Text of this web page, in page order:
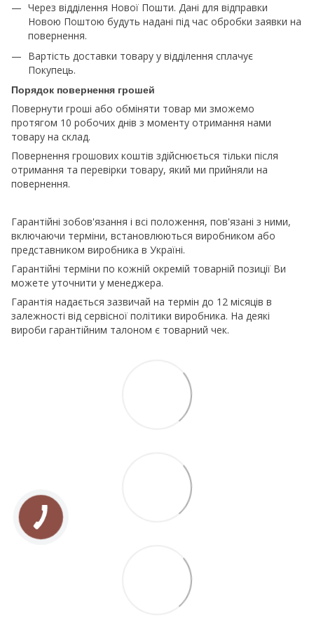
Через відділення Нової Пошти. Дані для відправки
Новою Поштою будуть надані під час обробки заявки на
повернення.
Вартість доставки товару у відділення сплачує
Покупець.
Порядок повернення грошей
Повернути гроші або обміняти товар ми зможемо
протягом 10 робочих днів з моменту отримання нами
товару на склад.
Повернення грошових коштів здійснюється тільки після
отримання та перевірки товару, який ми прийняли на
повернення.
Гарантійні зобов'язання і всі положення, пов'язані з ними,
включаючи терміни, встановлюються виробником або
представником виробника в Україні.
Гарантійні терміни по кожній окремій товарній позиції Ви
можете уточнити у менеджера.
Гарантія надається зазвичай на термін до 12 місяців в
залежності від сервісної політики виробника. На деякі
вироби гарантійним талоном є товарний чек.